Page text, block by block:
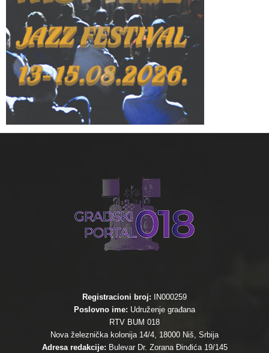
Registracioni broj:
IN000259
Poslovno ime: Udruženje građana
RTV BUM 018
Nova železnička kolonija 14/4, 18000 Niš, Srbija
Adresa redakcije: Bulevar Dr. Zorana Đinđića 19/145